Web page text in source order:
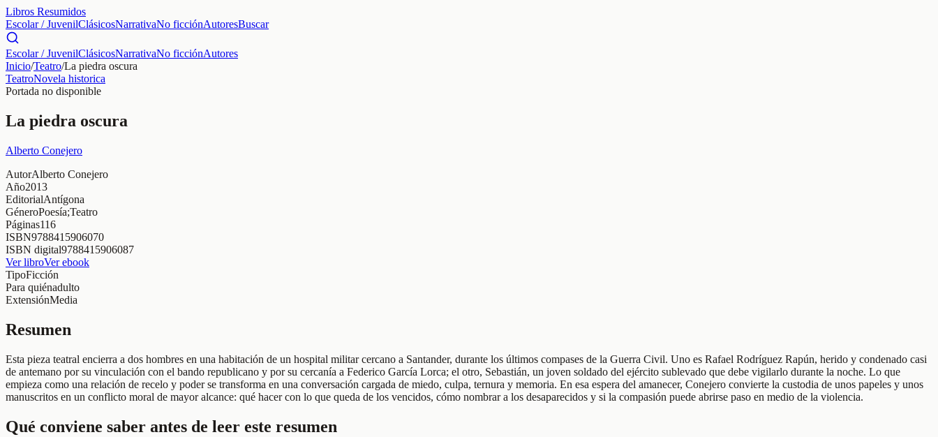
Libros Resumidos
Escolar / JuvenilClásicosNarrativaNo ficciónAutoresBuscar
Escolar / JuvenilClásicosNarrativaNo ficciónAutores
Inicio/Teatro/La piedra oscura
TeatroNovela historica
Portada no disponible
La piedra oscura
Alberto Conejero
AutorAlberto Conejero
Año2013
EditorialAntígona
GéneroPoesía;Teatro
Páginas116
ISBN9788415906070
ISBN digital9788415906087
Ver libroVer ebook
TipoFicción
Para quiénadulto
ExtensiónMedia
Resumen
Esta pieza teatral encierra a dos hombres en una habitación de un hospital militar cercano a Santander, durante los últimos compases de la Guerra Civil. Uno es Rafael Rodríguez Rapún, herido y condenado casi
de antemano por su vinculación con el bando republicano y por su cercanía a Federico García Lorca; el otro, Sebastián, un joven soldado del ejército sublevado que debe vigilarlo durante la noche. Lo que
empieza como una relación de recelo y poder se transforma en una conversación cargada de miedo, culpa, ternura y memoria. En esa espera del amanecer, Conejero convierte la custodia de unos papeles y unos
manuscritos en un conflicto moral de mayor alcance: qué hacer con lo que queda de los vencidos, cómo nombrar a los desaparecidos y si la compasión puede abrirse paso en medio de la violencia.
Qué conviene saber antes de leer este resumen